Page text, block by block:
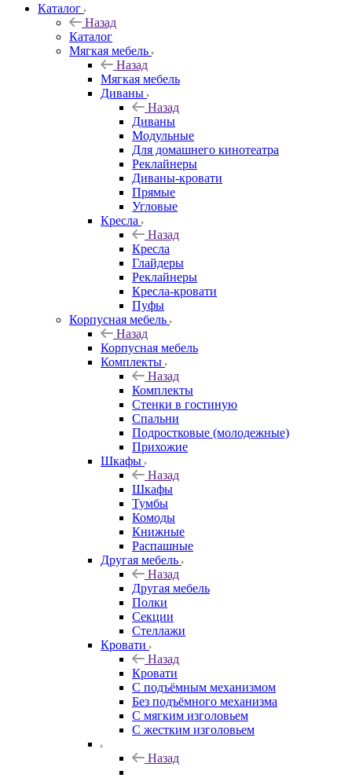
Каталог
Назад
Каталог
Мягкая мебель
Назад
Мягкая мебель
Диваны
Назад
Диваны
Модульные
Для домашнего кинотеатра
Реклайнеры
Диваны-кровати
Прямые
Угловые
Кресла
Назад
Кресла
Глайдеры
Реклайнеры
Кресла-кровати
Пуфы
Корпусная мебель
Назад
Корпусная мебель
Комплекты
Назад
Комплекты
Стенки в гостиную
Спальни
Подростковые (молодежные)
Прихожие
Шкафы
Назад
Шкафы
Тумбы
Комоды
Книжные
Распашные
Другая мебель
Назад
Другая мебель
Полки
Секции
Стеллажи
Кровати
Назад
Кровати
С подъёмным механизмом
Без подъёмного механизма
С мягким изголовьем
С жестким изголовьем
Назад